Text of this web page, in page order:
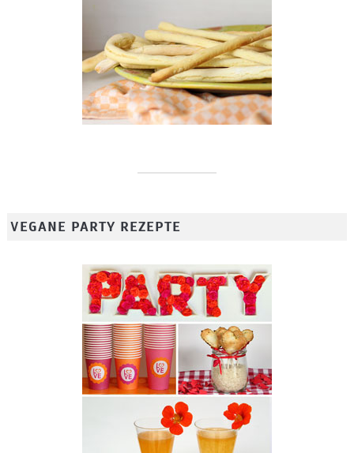
VEGANE PARTY REZEPTE